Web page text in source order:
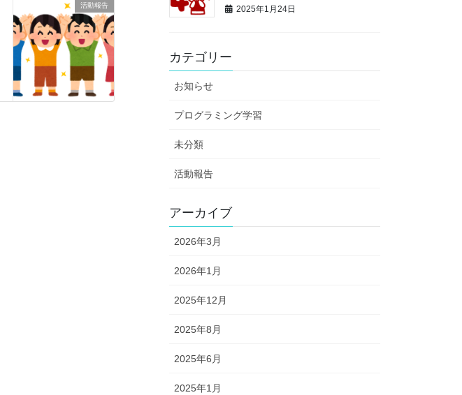
活動報告 2025年1月24日
カテゴリー
お知らせ
プログラミング学習
未分類
活動報告
アーカイブ
2026年3月
2026年1月
2025年12月
2025年8月
2025年6月
2025年1月